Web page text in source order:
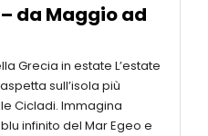
da Maggio ad
Grecia in estate L’estate
sull’isola più
Cicladi. Immagina
infinito del Mar Egeo e